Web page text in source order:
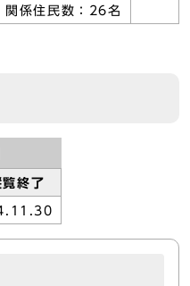
関係住民数：26名
覧終了